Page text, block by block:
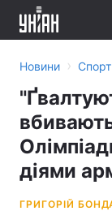
Новини › Спорт
діями
ГРИГОРІЙ